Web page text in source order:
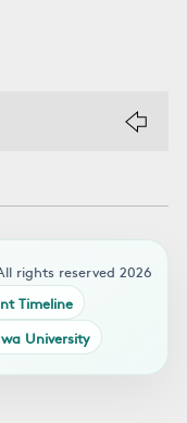
rights reserved 2026
Timeline
University